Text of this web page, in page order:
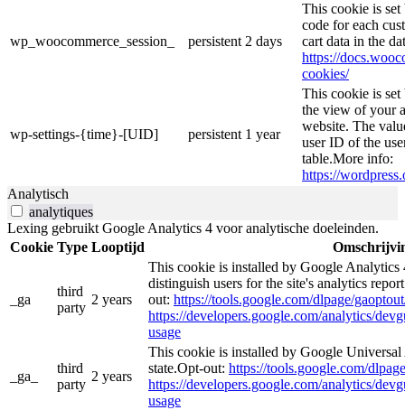
wp_woocommerce_session_ persistent 2 days
This cookie is
code for each
cart data in the
https://
cookies/
wp-settings-{time}-[UID] persistent 1 year
This cookie is set
the view of your
website. The
user ID of the
table.More info:
https://
Analytisch
analytiques
Lexing gebruikt Google Analytics 4 voor analytische doeleinden.
Cookie Type Looptijd
_ga
third
party
2 years
This cookie is installed by Google Analytics
distinguish users for the site's analytics
out: https://tools.google.com/dlpage/
https://developers.google.com/analytics/
usage
_ga_
third
party
2 years
This cookie is installed by Google Universal
state.Opt-out: https://tools.google.com/
https://developers.google.com/analytics/
usage